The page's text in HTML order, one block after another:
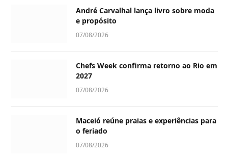
André Carvalhal lança livro sobre moda
e propósito
07/08/2026
Chefs Week confirma retorno ao Rio em
2027
07/08/2026
Maceió reúne praias e experiências para
o feriado
07/08/2026